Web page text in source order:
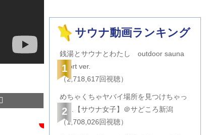
サウナ動画ランキング
1
銭湯とサウナとわたし outdoor sauna
Short ver.
（2,718,617回視聴）
2
めちゃくちゃヤバイ場所を見つけちゃっ
た…【サウナ女子】＠サどころ新潟
（1,708,026回視聴）